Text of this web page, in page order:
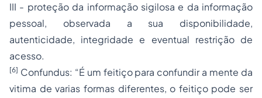
III - proteção da informação sigilosa e da informação
pessoal, observada a sua disponibilidade,
autenticidade, integridade e eventual restrição de
acesso.
[6] Confundus: “É um feitiço para confundir a mente da
vitima de varias formas diferentes, o feitiço pode ser